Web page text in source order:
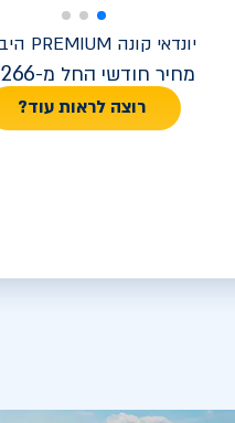
יונדאי קונה PREMIUM היברידי
מחיר חודשי החל מ-
רוצה לראות עוד?